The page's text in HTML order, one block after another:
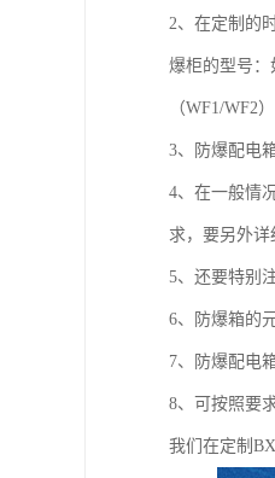
2、在定制的
爆柜的型号：
（WF1/WF2
3、防爆配电
4、在一般情
求，要另外详
5、还要特别
6、防爆箱的
7、防爆配电
8、可按照要
我们在定制